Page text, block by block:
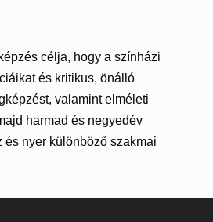
célja, hogy a színházi
és kritikus, önálló
valamint elméleti
harmad és negyedév
nyer különböző szakmai